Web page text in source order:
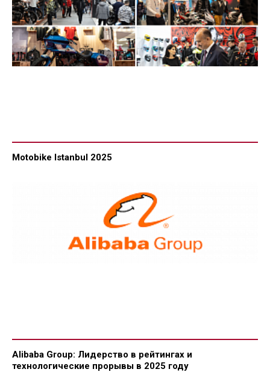
Motobike Istanbul 2025
Alibaba Group: Лидерство в рейтингах и
технологические прорывы в 2025 году